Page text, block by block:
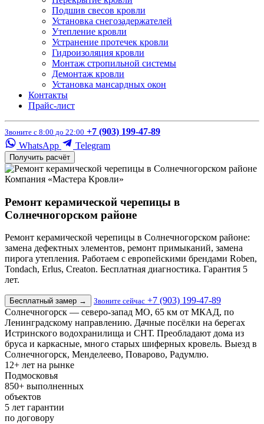
Подшив свесов кровли
Установка снегозадержателей
Утепление кровли
Устранение протечек кровли
Гидроизоляция кровли
Монтаж стропильной системы
Демонтаж кровли
Установка мансардных окон
Контакты
Прайс-лист
Звоните с 8:00 до 22:00 +7 (903) 199-47-89
WhatsApp
Telegram
Получить расчёт
Компания «Мастера Кровли»
Ремонт керамической черепицы в
Солнечногорском районе
Ремонт керамической черепицы в Солнечногорском районе:
замена дефектных элементов, ремонт примыканий, замена
пирога утепления. Работаем с европейскими брендами Roben,
Tondach, Erlus, Creaton. Бесплатная диагностика. Гарантия 5
лет.
Бесплатный замер → Звоните сейчас +7 (903) 199-47-89
Солнечногорск — северо-запад МО, 65 км от МКАД, по
Ленинградскому направлению. Дачные посёлки на берегах
Истринского водохранилища и СНТ. Преобладают дома из
бруса и каркасные, много старых шиферных кровель. Выезд в
Солнечногорск, Менделеево, Поварово, Радумлю.
12+ лет на рынке
Подмосковья
850+ выполненных
объектов
5 лет гарантии
по договору